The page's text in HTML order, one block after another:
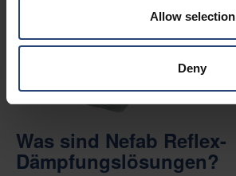
Allow selection
Deny
Was sind Nefab Reflex-
Dämpfungslösungen?